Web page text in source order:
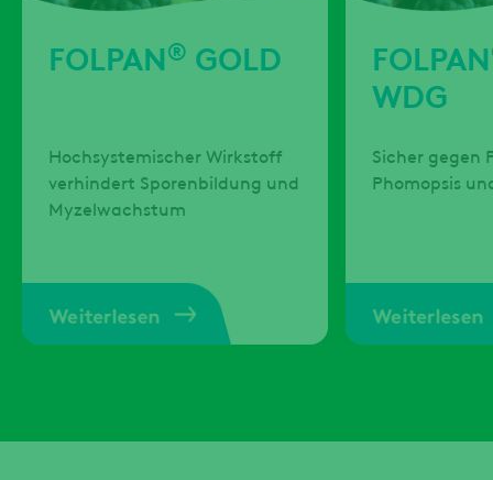
FOLPAN® GOLD
Hochsystemischer Wirkstoff
verhindert Sporenbildung und
Myzelwachstum
Weiterlesen
FOLPAN
WDG
Sicher gegen
Phomopsis
Weiterlesen